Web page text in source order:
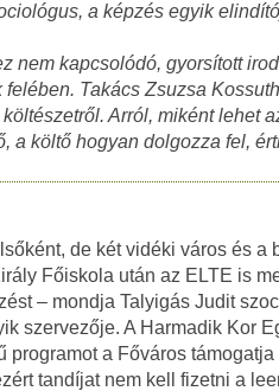
a képzés egyik
nem kapcsolódó, gyorsított
Takács Zsuzsa
Arról, miként lehet
a költő hogyan dolgozza fel,
de két vidéki város és a
Főiskola után az ELTE is
– mondja Talyigás Judit
szervezője. A Harmadik Kor
programot a Főváros támogatja
tandíjat nem kell fizetni a